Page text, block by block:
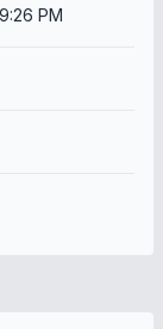
PM